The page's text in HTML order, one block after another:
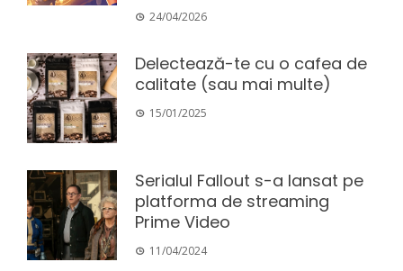
24/04/2026
Delectează-te cu o cafea de
calitate (sau mai multe)
15/01/2025
Serialul Fallout s-a lansat pe
platforma de streaming
Prime Video
11/04/2024